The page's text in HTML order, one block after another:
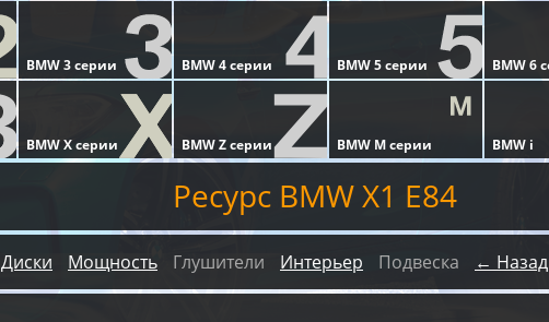
Ресурс BMW X1 E84
Диски Мощность Глушители Интерьер Подвеска ← Назад